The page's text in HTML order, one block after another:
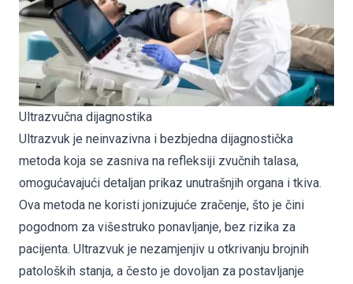
Ultrazvučna dijagnostika
Ultrazvuk je neinvazivna i bezbjedna dijagnostička
metoda koja se zasniva na refleksiji zvučnih talasa,
omogućavajući detaljan prikaz unutrašnjih organa i tkiva.
Ova metoda ne koristi jonizujuće zračenje, što je čini
pogodnom za višestruko ponavljanje, bez rizika za
pacijenta. Ultrazvuk je nezamjenjiv u otkrivanju brojnih
patoloških stanja, a često je dovoljan za postavljanje